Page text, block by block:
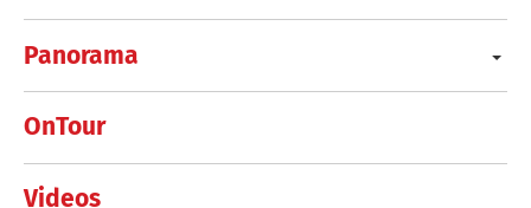
Panorama
OnTour
Videos